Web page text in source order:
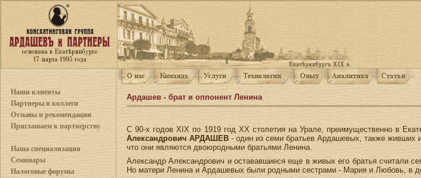
Наши клиенты
Партнеры и коллеги
Отзывы и рекомендации
Приглашаем к партнерству
Наша специализация
Семинары
Налоговые форумы
Ардашев - брат и оппонент Ленина
С 90-х годов XIX по 1919 год XX столетия на Урале, преимущественно в
Александрович АРДАШЕВ- один из семи братьев Ардашевых, также живших
что они являются двоюродными братьями Ленина.
Александр Александрович и остававшиеся еще в живых его братья считали
Но матери Ленина и Ардашевых были родными сестрами - Мария и Любовь, в